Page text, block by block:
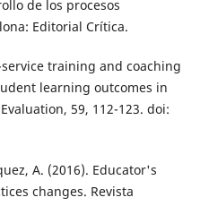
de los procesos
Editorial Crítica.
training and coaching
learning outcomes in
59, 112-123. doi:
A. (2016). Educator's
changes. Revista